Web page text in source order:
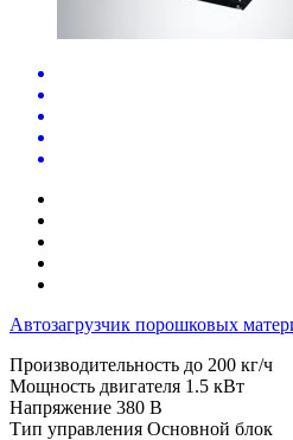
Автозагрузчик порошковых
Производительность до 200 кг/ч
Мощность двигателя 1.5 кВт
Напряжение 380 В
Тип управления Основной блок